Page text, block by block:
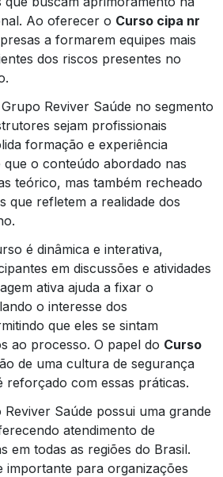
Ao oferecer o Curso cipa nr
a formarem equipes mais
dos riscos presentes no
Reviver Saúde no segmento
sejam profissionais
formação e experiência
que o conteúdo abordado nas
teórico, mas também recheado
que refletem a realidade dos
é dinâmica e interativa,
em discussões e atividades
ativa ajuda a fixar o
o interesse dos
que eles se sintam
ao processo. O papel do Curso
de uma cultura de segurança
reforçado com essas práticas.
Saúde possui uma grande
atendimento de
em todas as regiões do Brasil.
importante para organizações